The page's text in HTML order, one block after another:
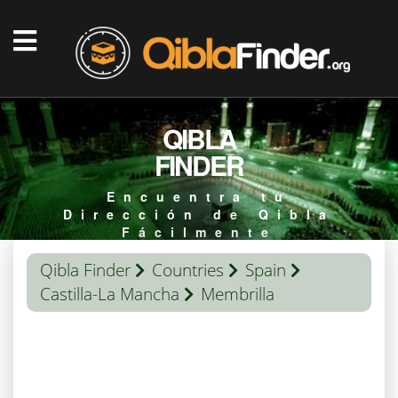
QIBLA
FINDER
Encuentra tu
Dirección de Qibla
Fácilmente
Qibla Finder Countries
Spain
Castilla-La Mancha
Membrilla